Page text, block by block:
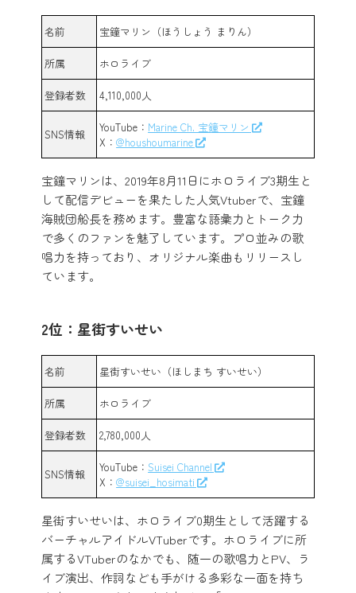
名前 宝鐘マリン（ほうしょう まりん）
所属 ホロライブ
登録者数 4,110,000人
SNS情報 YouTube： Marine Ch. 宝鐘マリン
X：@houshoumarine
宝鐘マリンは、2019年8月11日にホロライブ3期生と
して配信デビューを果たした人気Vtuberで、宝鐘
海賊団船長を務めます。豊富な語彙力とトーク力
で多くのファンを魅了しています。プロ並みの歌
唱力を持っており、オリジナル楽曲もリリースし
ています。
2位：星街すいせい
名前 星街すいせい（ほしまち すいせい）
所属 ホロライブ
登録者数 2,780,000人
SNS情報 YouTube：Suisei Channel
X：@suisei_hosimati
星街すいせいは、ホロライブ0期生として活躍する
バーチャルアイドルVTuberです。ホロライブに所
属するVTuberのなかでも、随一の歌唱力とPV、ラ
イブ演出、作詞なども手がける多彩な一面を持ち